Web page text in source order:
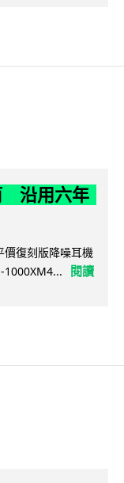
沿用六年
價復刻版降噪耳機
1000XM4...
閱讀